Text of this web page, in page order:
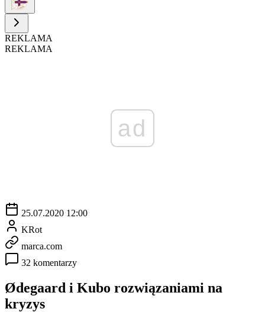
REKLAMA
REKLAMA
ad
25.07.2020 12:00
KRot
marca.com
32 komentarzy
Ødegaard i Kubo rozwiązaniami na
kryzys